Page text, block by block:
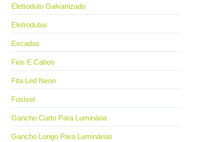
Eletroduto Galvanizado
Eletrodutos
Escadas
Fios E Cabos
Fita Led Neon
Fusível
Gancho Curto Para Luminária
Gancho Longo Para Luminárias